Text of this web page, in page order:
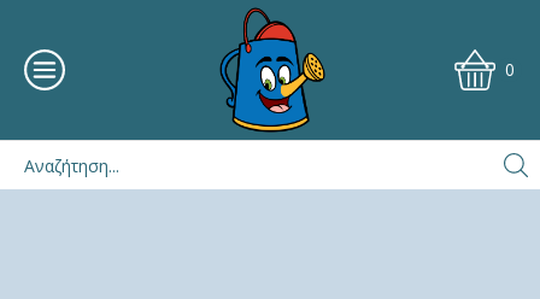
0